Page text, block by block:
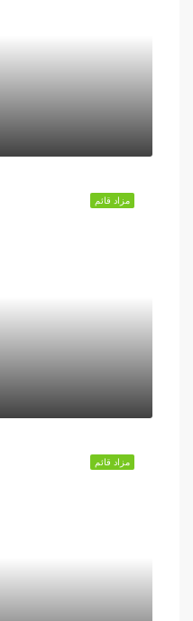
مزاد قائم
مزاد قائم